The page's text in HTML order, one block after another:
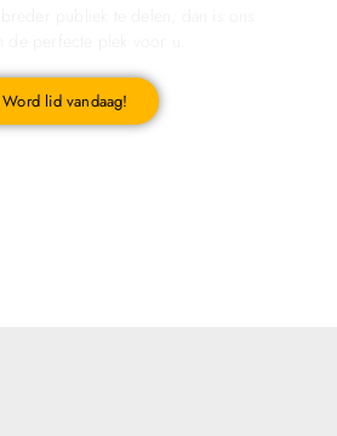
Word lid vandaag!